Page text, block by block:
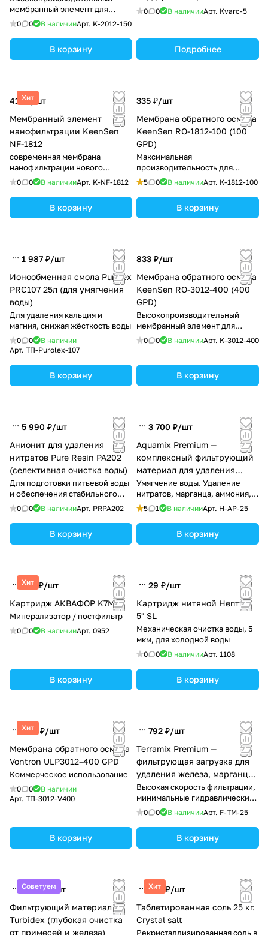
мембранный элемент для
бытовых и коммерческих
систем очистки воды.
0 0 В наличииАрт. K-2012-150
В корзину
фильтрующая загрузка. Грунт
0 0 В наличииАрт. Kvarc-5
Подробнее
Хит
412 ₽/ шт
Мембранный элемент
нанофильтрации KeenSen
NF-1812
современная мембрана
нанофильтрации нового
поколения, эффективно
снижает жёсткость воды,
задерживает органические
соединения и тяжёлые
металлы, сохраняя полезный
0 0 В наличииАрт. K-NF-1812
В корзину
335 ₽/шт
Мембрана обратного осмоса
KeenSen RO-1812-100 (100
GPD)
Максимальная
производительность для
большой семьи!
5 0 В наличииАрт. K-1812-100
В корзину
1 987 ₽/шт
Ионообменная смола Purolex
PRC107 25л (для умягчения
воды)
Для удаления кальция и
магния, снижая жёсткость воды
0 0
В наличии
Арт. ТП-Purolex-107
В корзину
833 ₽/шт
Мембрана обратного осмоса
KeenSen RO-3012-400 (400
GPD)
Высокопроизводительный
мембранный элемент для
бытовых и коммерческих
систем очистки воды.
0 0 В наличииАрт. K-3012-400
В корзину
5 990 ₽/шт
Анионит для удаления
нитратов Pure Resin PA202
(селективная очистка воды)
Для подготовки питьевой воды
и обеспечения стабильного
качества воды.
0 0 В наличииАрт. PRPA202
В корзину
3 700 ₽/шт
Aquamix Premium —
комплексный фильтрующий
материал для удаления
железа, марганца и
жесткости воды
Умягчение воды. Удаление
нитратов, марганца, аммония,
тяжелых металлов и
органических соединений
5 1 В наличииАрт. H-AP-25
В корзину
Хит
358 ₽/шт
Картридж АКВАФОР K7M
Минерализатор / постфильтр
0 0 В наличииАрт. 0952
В корзину
29 ₽/шт
Картридж нитяной Нептун
5" SL
Механическая очистка воды, 5
мкм, для холодной воды
0 0 В наличииАрт. 1108
В корзину
Хит
990 ₽/шт
Мембрана обратного осмоса
Vontron ULP3012–400 GPD
Коммерческое использование
0 0
В наличии
Арт. ТП-3012-V400
В корзину
792 ₽/шт
Terramix Premium —
фильтрующая загрузка для
удаления железа, марганца
и сероводорода
Высокая скорость фильтрации,
минимальные гидравлические
потери и длительный срок
0 0 В наличииАрт. F-TM-25
В корзину
Советуем
1 590 ₽/шт
Фильтрующий материал
Turbidex (глубокая очистка
от примесей и железа)
Хит
228 ₽/шт
Таблетированная соль 25 кг.
Crystal salt
Рекристаллизированная соль в